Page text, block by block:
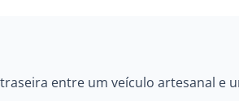
entre um veículo artesanal e